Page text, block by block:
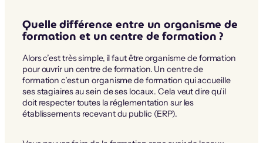
Quelle différence entre un organisme de
formation et un centre de formation ?
Alors c’est très simple, il faut être organisme de formation
pour ouvrir un centre de formation. Un centre de
formation c’est un organisme de formation qui accueille
ses stagiaires au sein de ses locaux. Cela veut dire qu’il
doit respecter toutes la réglementation sur les
établissements recevant du public (ERP).